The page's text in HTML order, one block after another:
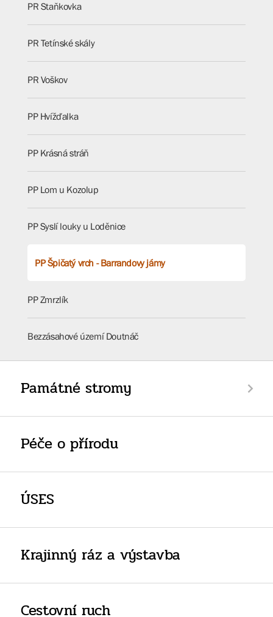
PR Staňkovka
PR Tetínské skály
PR Voškov
PP Hvížďalka
PP Krásná stráň
PP Lom u Kozolup
PP Syslí louky u Loděnice
PP Špičatý vrch - Barrandovy jámy
PP Zmrzlík
Bezzásahové území Doutnáč
Památné stromy
Péče o přírodu
ÚSES
Krajinný ráz a výstavba
Cestovní ruch